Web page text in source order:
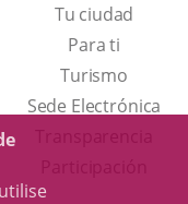
Tu ciudad
Para ti
TurismoEste
enlace
Sede Electrónica